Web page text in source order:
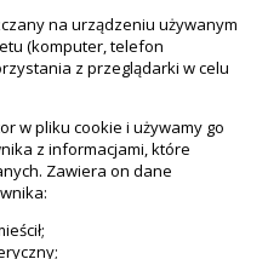
na urządzeniu używanym
(komputer, telefon
z przeglądarki w celu
w pliku cookie i używamy go
z informacjami, które
Zawiera on dane